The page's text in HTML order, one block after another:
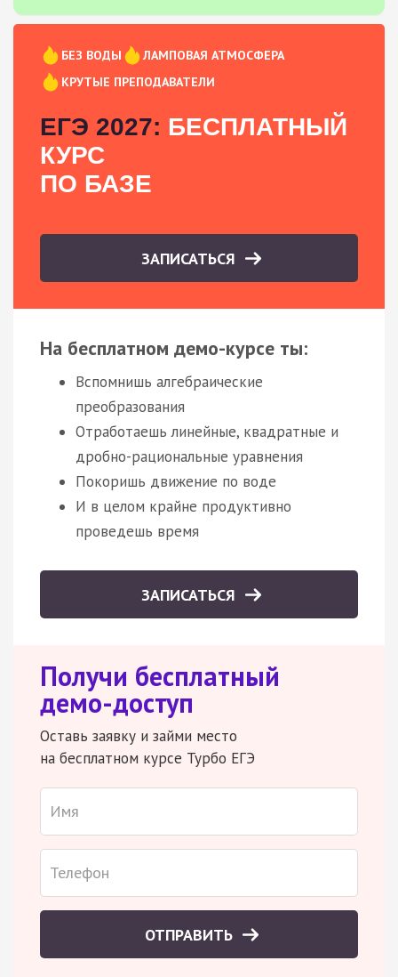
БЕЗ ВОДЫ
ЛАМПОВАЯ АТМОСФЕРА
КРУТЫЕ ПРЕПОДАВАТЕЛИ
ЕГЭ 2027: БЕСПЛАТНЫЙ
КУРС
ПО БАЗЕ
ЗАПИСАТЬСЯ
На бесплатном демо-курсе ты:
Вспомнишь алгебраические
преобразования
Отработаешь линейные, квадратные и
дробно-рациональные уравнения
Покоришь движение по воде
И в целом крайне продуктивно
проведешь время
ЗАПИСАТЬСЯ
Получи бесплатный
демо-доступ
Оставь заявку и займи место
на бесплатном курсе Турбо ЕГЭ
ОТПРАВИТЬ